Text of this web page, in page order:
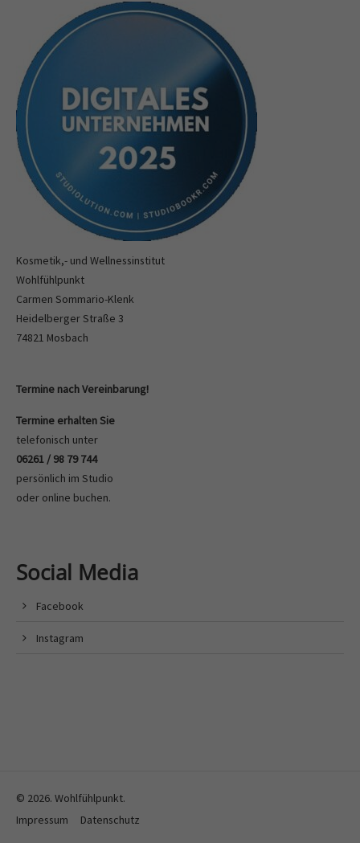
Kosmetik,- und Wellnessinstitut
Wohlfühlpunkt
Carmen Sommario-Klenk
Heidelberger Straße 3
74821 Mosbach
Termine nach Vereinbarung!
Termine erhalten Sie
telefonisch unter
06261 / 98 79 744
persönlich im Studio
oder online buchen.
Social Media
Facebook
Instagram
© 2026. Wohlfühlpunkt.
Impressum
Datenschutz